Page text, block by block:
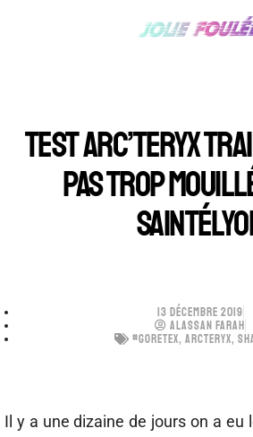
TEST ARC’TERYX
PAS TROP
13 DÉCEMBRE 2019
ALASSAN FARAH
#GORETEX, ARCTERYX,
Il y a une dizaine de jours on a eu